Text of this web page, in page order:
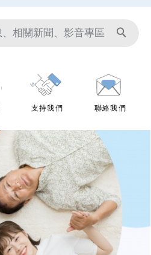
支持我們 聯絡我們